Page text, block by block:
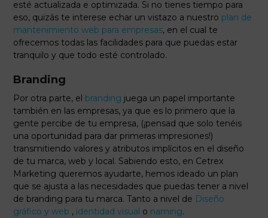
esté actualizada e optimizada. Si no tienes tiempo para
eso, quizás te interese echar un vistazo a nuestro plan de
mantenimiento web para empresas, en el cual te
ofrecemos todas las facilidades para que puedas estar
tranquilo y que todo esté controlado.
Branding
Por otra parte, el branding juega un papel importante
también en las empresas, ya que es lo primero que la
gente percibe de tu empresa, (¡pensad que solo tenéis
una oportunidad para dar primeras impresiones!)
transmitiendo valores y atributos implícitos en el diseño
de tu marca, web y local. Sabiendo esto, en Cetrex
Marketing queremos ayudarte, hemos ideado un plan
que se ajusta a las necesidades que puedas tener a nivel
de branding para tu marca. Tanto a nivel de Diseño
gráfico y web , identidad visual o naming.